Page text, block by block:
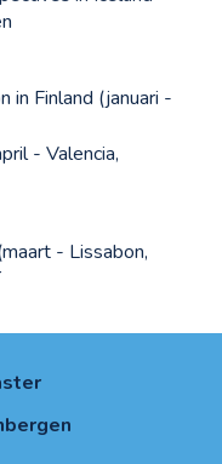
in Finland (januari -
- Valencia,
- Lissabon,